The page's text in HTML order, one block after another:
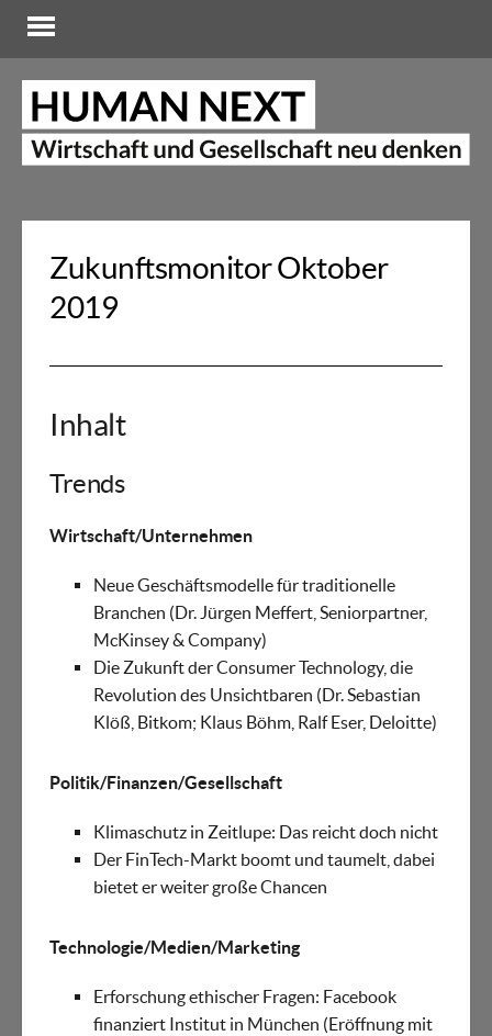
Zukunftsmonitor Oktober
2019
Inhalt
Trends
Wirtschaft/Unternehmen
Neue Geschäftsmodelle für traditionelle
Branchen (Dr. Jürgen Meffert, Seniorpartner,
McKinsey & Company)
Die Zukunft der Consumer Technology, die
Revolution des Unsichtbaren (Dr. Sebastian
Klöß, Bitkom; Klaus Böhm, Ralf Eser, Deloitte)
Politik/Finanzen/Gesellschaft
Klimaschutz in Zeitlupe: Das reicht doch nicht
Der FinTech-Markt boomt und taumelt, dabei
bietet er weiter große Chancen
Technologie/Medien/Marketing
Erforschung ethischer Fragen: Facebook
finanziert Institut in München (Eröffnung mit